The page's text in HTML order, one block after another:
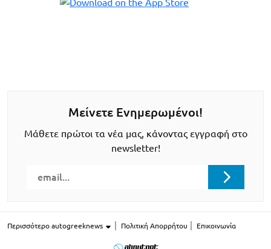
Μείνετε Ενημερωμένοι!
Μάθετε πρώτοι τα νέα μας, κάνοντας εγγραφή στο
newsletter!
Περισσότερο autogreeknews Πολιτική Απορρήτου Επικοινωνία